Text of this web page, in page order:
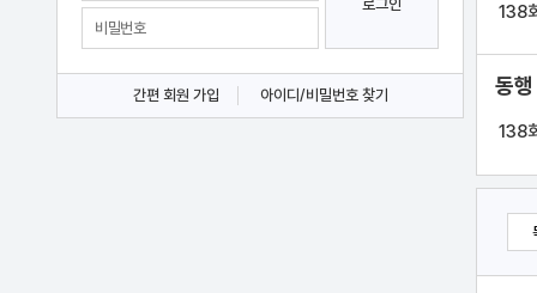
로그인
간편 회원 가입 아이디/비밀번호 찾기
138
동
138